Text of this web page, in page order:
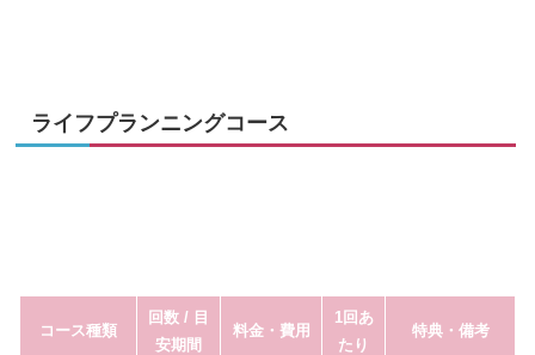
ライフプランニングコース
コース種類
回数 / 目
安期間
料金・費用
1回あ
たり
特典・備考